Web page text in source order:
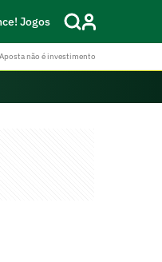
Jogos
não é investimento